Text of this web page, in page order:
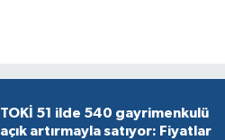
TOKİ 51 ilde 540 gayrimenkulü
açık artırmayla satıyor: Fiyatlar